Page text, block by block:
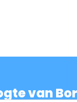
van